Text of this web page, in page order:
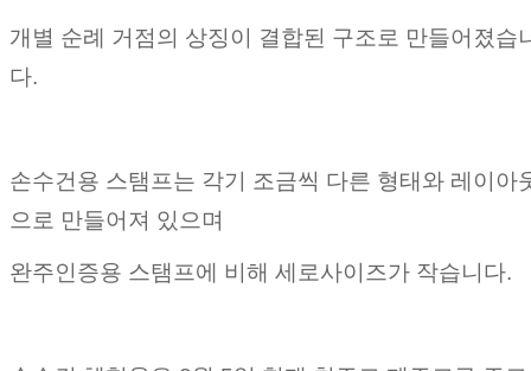
개별 순례 거점의 상징이 결합된 구조로 만들어졌습
다.
손수건용 스탬프는 각기 조금씩 다른 형태와 레이아
으로 만들어져 있으며
완주인증용 스탬프에 비해 세로사이즈가 작습니다.